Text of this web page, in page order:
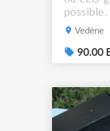
Vedène
90.00